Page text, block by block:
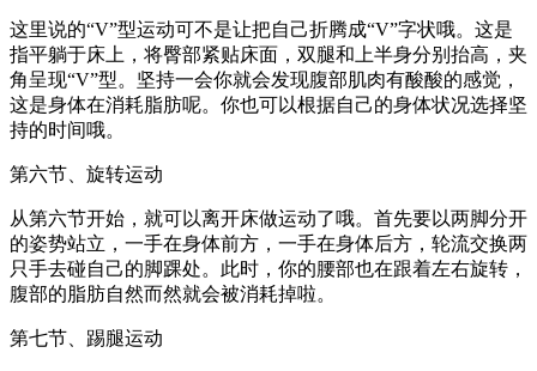
这里说的“V”型运动可不是让把自己折腾成“V”字状哦。这是
指平躺于床上，将臀部紧贴床面，双腿和上半身分别抬高，夹
角呈现“V”型。坚持一会你就会发现腹部肌肉有酸酸的感觉，
这是身体在消耗脂肪呢。你也可以根据自己的身体状况选择坚
持的时间哦。
第六节、旋转运动
从第六节开始，就可以离开床做运动了哦。首先要以两脚分开
的姿势站立，一手在身体前方，一手在身体后方，轮流交换两
只手去碰自己的脚踝处。此时，你的腰部也在跟着左右旋转，
腹部的脂肪自然而然就会被消耗掉啦。
第七节、踢腿运动